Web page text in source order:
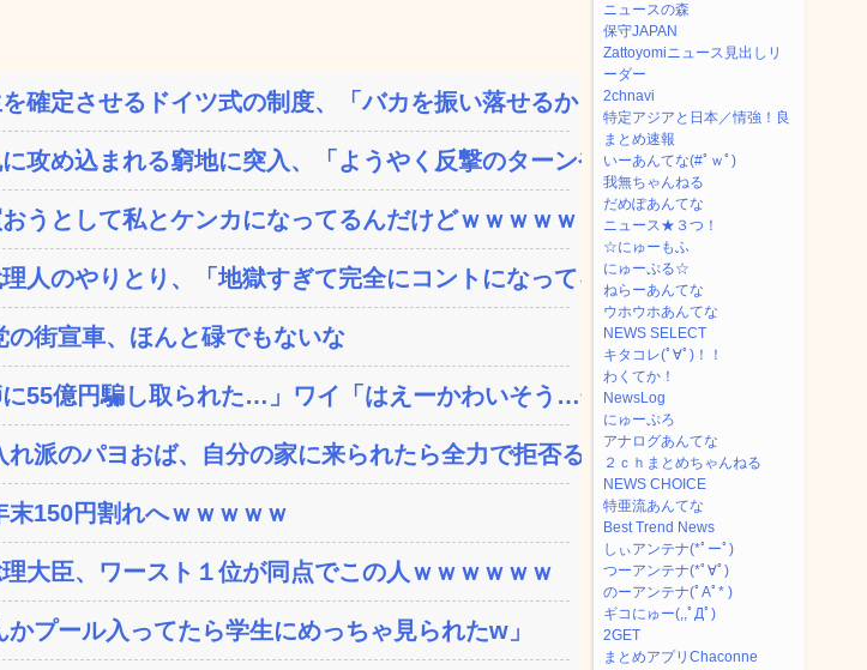
確定させるドイツ式の制度、「バカを振い落せるから合...
攻め込まれる窮地に突入、「ようやく反撃のターンやね...
うとして私とケンカになってるんだけどｗｗｗｗｗｗ
人のやりとり、「地獄すぎて完全にコントになってる…...
の街宣車、ほんと碌でもないな
55億円騙し取られた…」ワイ「はえーかわいそう…会...
れ派のパヨおば、自分の家に来られたら全力で拒否るｗ...
末150円割れへｗｗｗｗｗ
大臣、ワースト１位が同点でこの人ｗｗｗｗｗｗ
かプール入ってたら学生にめっちゃ見られたw」
ニュースの森
保守JAPAN
Zattoyomiニュース見出しリ
ーダー
2chnavi
特定アジアと日本／情強！良
まとめ速報
いーあんてな(#ﾟｗﾟ)
我無ちゃんねる
だめぽあんてな
ニュース★３つ！
☆にゅーもふ
にゅーぷる☆
ねらーあんてな
ウホウホあんてな
NEWS SELECT
キタコレ(ﾟ∀ﾟ)！！
わくてか！
NewsLog
にゅーぷろ
アナログあんてな
２ｃｈまとめちゃんねる
NEWS CHOICE
特亜流あんてな
Best Trend News
しぃアンテナ(*ﾟーﾟ)
つーアンテナ(*ﾟ∀ﾟ)
のーアンテナ(ﾟAﾟ* )
ギコにゅー(,,ﾟДﾟ)
2GET
まとめアプリChaconne